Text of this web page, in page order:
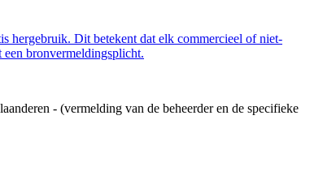
hergebruik. Dit betekent dat elk commercieel of niet-
een bronvermeldingsplicht.
- (vermelding van de beheerder en de specifieke